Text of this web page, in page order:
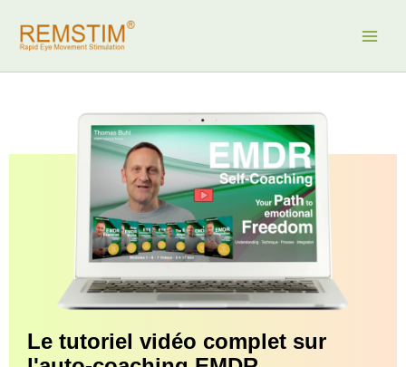
contenu
Le tutoriel vidéo complet sur